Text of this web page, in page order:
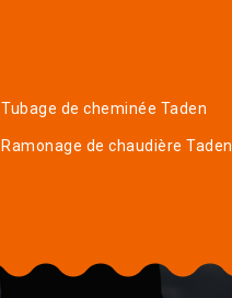
Tubage de cheminée Taden
Ramonage de chaudière Taden